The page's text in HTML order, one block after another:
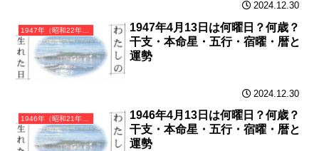
2024.12.30
1947年（昭和22年）丁亥（ひのとい）・亥年（いのしし年）カレンダー（月曜はじまり）
1947年4月13日は何曜日？何歳？
干支・本命星・五行・宿曜・暦と
運勢
2024.12.30
1946年（昭和21年）丙戌（ひのえいぬ）・戌年（いぬ年）カレンダー（月曜はじまり）
1946年4月13日は何曜日？何歳？
干支・本命星・五行・宿曜・暦と
運勢